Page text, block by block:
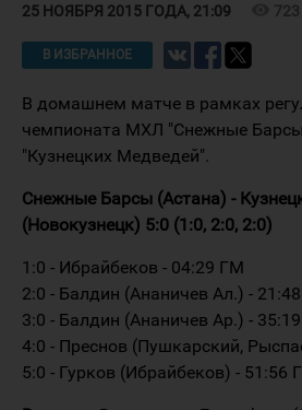
25 НОЯБРЯ 2015 ГОДА, 21:09 723
В ИЗБРАННОЕ
В домашнем матче в рамках
чемпионата МХЛ "Снежные
"Кузнецких Медведей".
Снежные Барсы (Астана) -
(Новокузнецк) 5:0 (1:0, 2:0, 2:0)
1:0 - Ибрайбеков - 04:29 ГМ
2:0 - Балдин (Ананичев Ал.) - 21:48
3:0 - Балдин (Ананичев Ар.) - 35:19
4:0 - Преснов (Пушкарский,
5:0 - Гурков (Ибрайбеков) - 51:56